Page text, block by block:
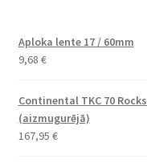
Aploka lente 17 / 60mm
9,68 €
Continental TKC 70
(aizmugurējā)
167,95 €